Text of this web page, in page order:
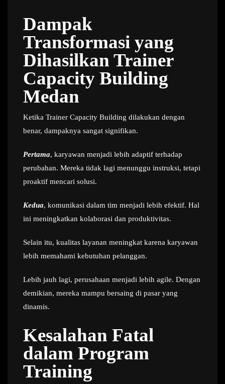
Dampak
Transformasi yang
Dihasilkan Trainer
Capacity Building
Medan
Ketika Trainer Capacity Building dilakukan dengan
benar, dampaknya sangat signifikan.
Pertama, karyawan menjadi lebih adaptif terhadap
perubahan. Mereka tidak lagi menunggu instruksi, tetapi
proaktif mencari solusi.
Kedua, komunikasi dalam tim menjadi lebih efektif. Hal
ini meningkatkan kolaborasi dan produktivitas.
Selain itu, kualitas layanan meningkat karena karyawan
lebih memahami kebutuhan pelanggan.
Lebih jauh lagi, perusahaan menjadi lebih agile. Dengan
demikian, mereka mampu bersaing di pasar yang
dinamis.
Kesalahan Fatal
dalam Program
Training